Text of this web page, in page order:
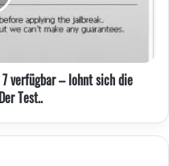
verfügbar – lohnt sich die
Test..